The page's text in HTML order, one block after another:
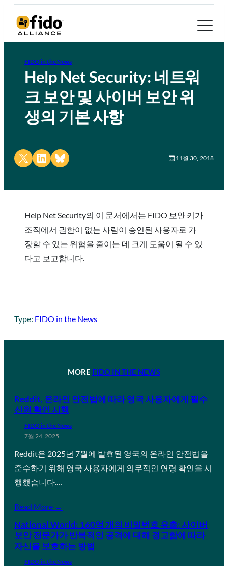
FIDO in the News
Help Net Security: 네트워
크 보안 및 사이버 보안 위
생의 기본 사항
Share on X Share on LinkedIn
Share on Bluesky 11월 30, 2018
Help Net Security의 이 문서에서는 FIDO 보안 키가
조직에서 권한이 없는 사람이 승인된 사용자로 가
장할 수 있는 위험을 줄이는 데 크게 도움이 될 수 있
다고 보고합니다.
Type: FIDO in the News
MORE FIDO IN THE NEWS
Reddit, 온라인 안전법에 따라 영국 사용자에게 필수
신원 확인 시행
FIDO in the News
7월 24, 2025
Reddit은 2025년 7월에 발효된 영국의 온라인 안전법을
준수하기 위해 영국 사용자에게 의무적인 연령 확인을 시
행했습니다.…
Read More →
National World: 160억 개의 비밀번호 유출: 사이버
보안 전문가가 반복적인 공격에 대해 경고함에 따라
자신을 보호하는 방법
FIDO in the News